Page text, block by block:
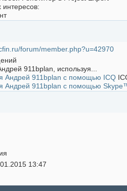
forum/member.php?u=42970
911bplan, используя...
13:47